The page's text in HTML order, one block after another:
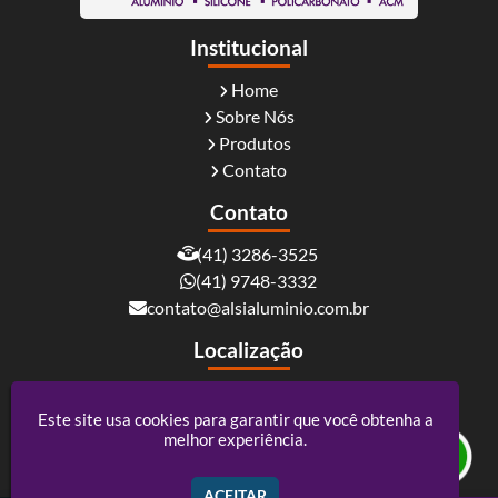
Institucional
Home
Sobre Nós
Produtos
Contato
Contato
(41) 3286-3525
(41) 9748-3332
contato@alsialuminio.com.br
Localização
Curitiba / PR - CEP: 81730-060
Este site usa cookies para garantir que você obtenha a
melhor experiência.